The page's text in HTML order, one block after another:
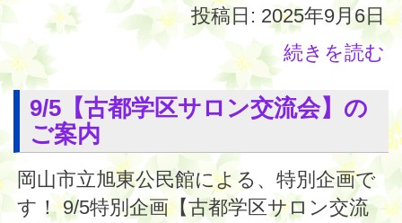
投稿日: 2025年9月6日
続きを読む
9/5【古都学区サロン交流会】の
ご案内
岡山市立旭東公民館による、特別企画で
す！ 9/5特別企画【古都学区サロン交流